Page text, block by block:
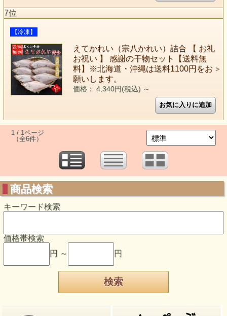
7位
【冷凍】
えてかれい（宗八かれい）詰合 【 お礼
お祝い 】 感謝の干物セット【送料無
料】※北海道・沖縄は送料1100円をお
願いします。
価格： 4,340円(税込) ～
1 / 1ページ
（全6件）
商品検索
キーワード検索
価格帯検索
円 ～
円